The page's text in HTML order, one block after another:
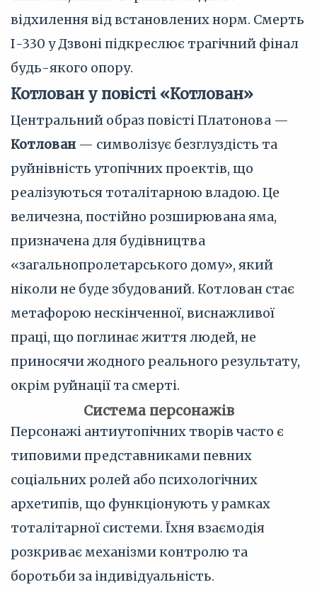
відхилення від встановлених норм. Смерть
І-330 у Дзвоні підкреслює трагічний фінал
будь-якого опору.
Котлован у повісті «Котлован»
Центральний образ повісті Платонова —
Котлован — символізує безглуздість та
руйнівність утопічних проектів, що
реалізуються тоталітарною владою. Це
величезна, постійно розширювана яма,
призначена для будівництва
«загальнопролетарського дому», який
ніколи не буде збудований. Котлован стає
метафорою нескінченної, виснажливої
праці, що поглинає життя людей, не
приносячи жодного реального результату,
окрім руйнації та смерті.
Система персонажів
Персонажі антиутопічних творів часто є
типовими представниками певних
соціальних ролей або психологічних
архетипів, що функціонують у рамках
тоталітарної системи. Їхня взаємодія
розкриває механізми контролю та
боротьби за індивідуальність.